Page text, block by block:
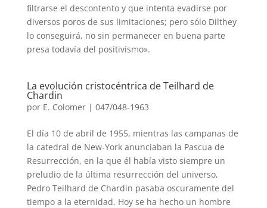
filtrarse el descontento y que intenta evadirse por
diversos poros de sus limitaciones; pero sólo Dilthey
lo conseguirá, no sin permanecer en buena parte
presa todavía del positivismo».
La evolución cristocéntrica de Teilhard de
Chardin
por E. Colomer| 047/048-1963
El día 10 de abril de 1955, mientras las campanas de
la catedral de New-York anunciaban la Pascua de
Resurrección, en la que él había visto siempre un
preludio de la última resurrección del universo,
Pedro Teilhard de Chardin pasaba oscuramente del
tiempo a la eternidad. Hoy se ha hecho un hombre